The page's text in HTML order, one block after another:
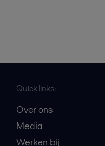
Quick links:
Over ons
Media
Werken bij